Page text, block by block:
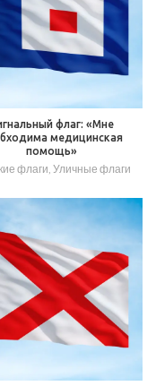
флаг: «Мне
медицинская
помощь»
флаги, Уличные флаги